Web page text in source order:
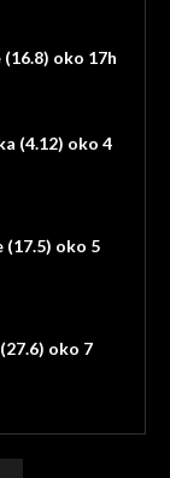
oko 17h
(4.12) oko 4
(17.5) oko 5
oko 7